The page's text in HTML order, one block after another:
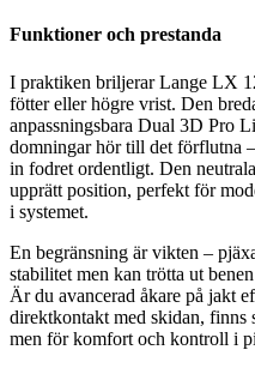
Funktioner och prestanda
I praktiken briljerar Lange LX
fötter eller högre vrist. Den
anpassningsbara Dual 3D Pro
domningar hör till det förflutna
in fodret ordentligt. Den
upprätt position, perfekt för
i systemet.
En begränsning är vikten –
stabilitet men kan trötta ut
Är du avancerad åkare på jakt
direktkontakt med skidan, finns
men för komfort och kontroll i